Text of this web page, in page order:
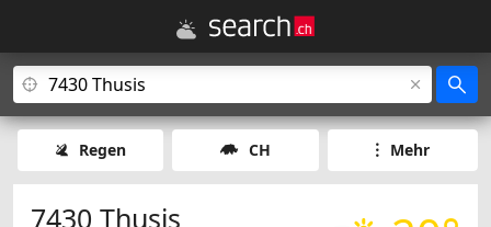
Regen CH Mehr
7430 Thusis